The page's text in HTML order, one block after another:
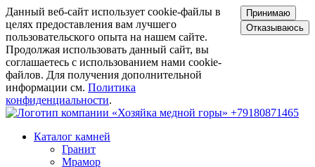
Данный веб-сайт использует cookie-файлы в
целях предоставления вам лучшего
пользовательского опыта на нашем сайте.
Продолжая использовать данный сайт, вы
соглашаетесь с использованием нами cookie-
файлов. Для получения дополнительной
информации см. Политика
конфиденциальности.
Принимаю
Отказываюсь
+79180871465
Каталог камней
Гранит
Мрамор